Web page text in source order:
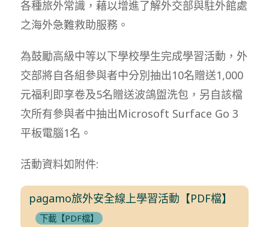
各種旅外常識，藉以增進了解外交部與駐外館處
之海外急難救助服務。
為鼓勵高級中等以下學校學生完成學習活動，外
交部將自各組參與者中分別抽出10名贈送1,000
元福利即享卷及5名贈送波鴿盥洗包，另自該檔
次所有參與者中抽出Microsoft Surface Go 3
平板電腦1名。
活動資料如附件:
pagamo旅外安全線上學習活動【PDF檔】
下載【PDF檔】